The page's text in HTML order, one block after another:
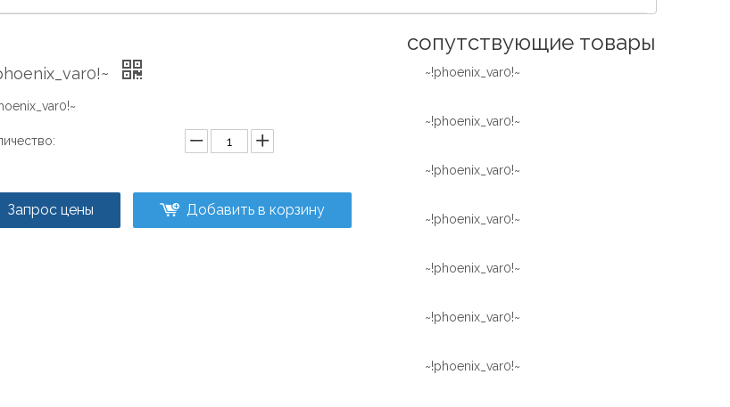
简体中文
Запрос цены Добавить в корзину
сопутствующие товары
~!phoenix_var0!~
~!phoenix_var0!~
~!phoenix_var0!~
~!phoenix_var0!~
~!phoenix_var0!~
~!phoenix_var0!~
~!phoenix_var0!~